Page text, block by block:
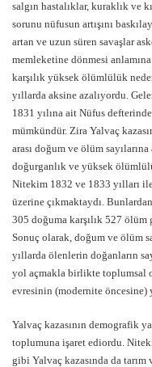
salgın hastalıklar, kuraklık ve
sorunu nüfusun artışını
artan ve uzun süren savaşlar
memleketine dönmesi
karşılık yüksek ölümlülük
yıllarda aksine azalıyordu.
1831 yılına ait Nüfus
mümkündür. Zira Yalvaç
arası doğum ve ölüm
doğurganlık ve yüksek
Nitekim 1832 ve 1833 yılları ile
üzerine çıkmaktaydı.
305 doğuma karşılık 527 ölüm
Sonuç olarak, doğum ve ölüm
yıllarda ölenlerin doğanların
yol açmakla birlikte toplumsal
evresinin (modernite öncesine)
Yalvaç kazasının demografik
toplumuna işaret ediordu.
gibi Yalvaç kazasında da